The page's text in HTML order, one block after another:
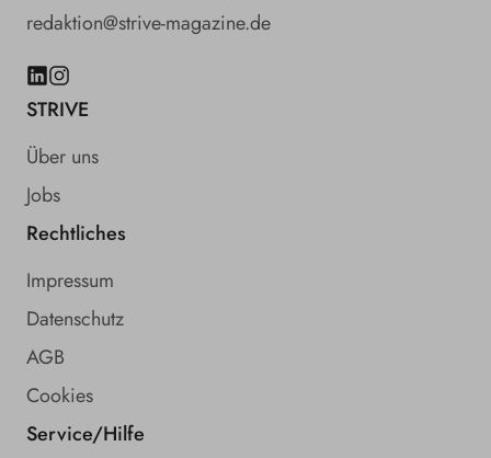
redaktion@strive-magazine.de
LinkedIn
Instagram
STRIVE
Über uns
Jobs
Rechtliches
Impressum
Datenschutz
AGB
Cookies
Service/Hilfe